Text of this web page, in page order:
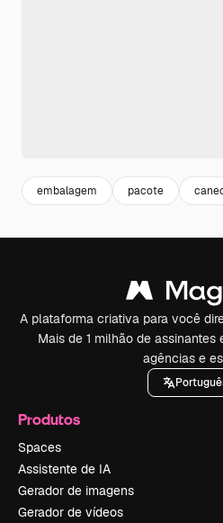
embalagem pacote
A plataforma criativa para você
Mais de 1 milhão de assinantes
agências e
Produtos
Spaces
Assistente de IA
Gerador de imagens
Gerador de vídeos